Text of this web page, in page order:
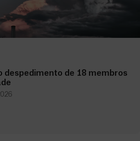
despedimento de 18 membros